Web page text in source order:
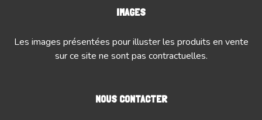
IMAGES
Les images présentées pour illuster les produits en vente
sur ce site ne sont pas contractuelles.
NOUS CONTACTER